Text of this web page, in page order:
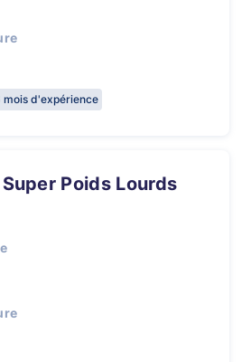
mois d'expérience